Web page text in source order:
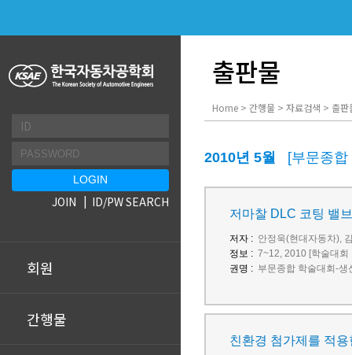
회원
간행물
JOIN ID/PW SEARCH
출판물
Home > 간행물 > 자료검색 > 출판
2010년 5월 [부문종
저마찰 DLC 코팅 밸
저자 : 안정욱(현대자동차),
정보 : 7~12, 2010 [학술대회
권명 : 부문종합 학술대회-생
친환경 첨가제를 적